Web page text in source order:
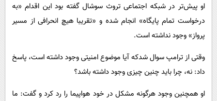
او پیش‌تر در شبکه اجتماعی تروث سوشال گفته بود این اقدام «به
درخواست تمام پایگاه» انجام شده و «تقریبا هیچ انحرافی از مسیر
پرواز» وجود نداشته است.
وقتی از ترامپ سوال شدکه آیا موضوع امنیتی وجود داشته است، پاسخ
داد: نه، چرا باید چنین چیزی وجود داشته باشد؟
او همچنین وجود هرگونه مشکل در خود هواپیما را رد کرد و گفت: ما